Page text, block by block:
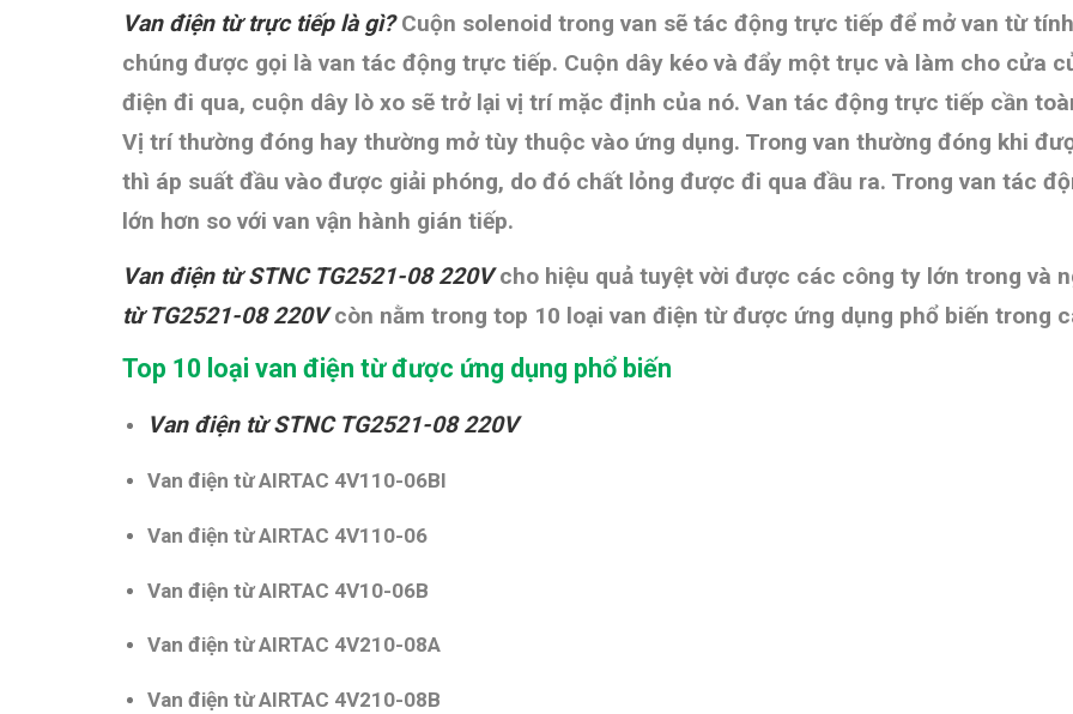
Van điện từ trực tiếp là gì?Cuộn solenoid trong van sẽ tác động trực tiếp để mở van từ
chúng được gọi là van tác động trực tiếp. Cuộn dây kéo và đẩy một trục và làm cho cửa
điện đi qua, cuộn dây lò xo sẽ ​​trở lại vị trí mặc định của nó. Van tác động trực tiếp cần
Vị trí thường đóng hay thường mở tùy thuộc vào ứng dụng. Trong van thường đóng khi
thì áp suất đầu vào được giải phóng, do đó chất lỏng được đi qua đầu ra. Trong van tác
lớn hơn so với van vận hành gián tiếp.
Van điện từ STNC TG2521-08 220V cho hiệu quả tuyệt vời được các công ty lớn trong và
từTG2521-08 220Vcòn nằm trong top 10 loại van điện từ được ứng dụng phổ biến trong
Top 10 loại van điện từ được ứng dụng phổ biến
Van điện từ STNC TG2521-08 220V
Van điện từ AIRTAC 4V110-06BI
Van điện từ AIRTAC 4V110-06
Van điện từ AIRTAC 4V10-06B
Van điện từ AIRTAC 4V210-08A
Van điện từ AIRTAC 4V210-08B